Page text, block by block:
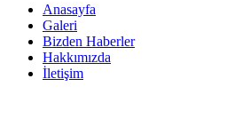
Anasayfa
Galeri
Bizden Haberler
Hakkımızda
İletişim